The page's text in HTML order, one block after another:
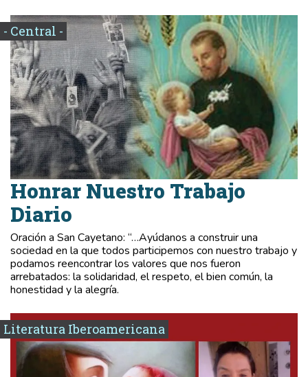
- Central -
Honrar Nuestro Trabajo
Diario
Oración a San Cayetano: “…Ayúdanos a construir una
sociedad en la que todos participemos con nuestro trabajo y
podamos reencontrar los valores que nos fueron
arrebatados: la solidaridad, el respeto, el bien común, la
honestidad y la alegría.
Literatura Iberoamericana